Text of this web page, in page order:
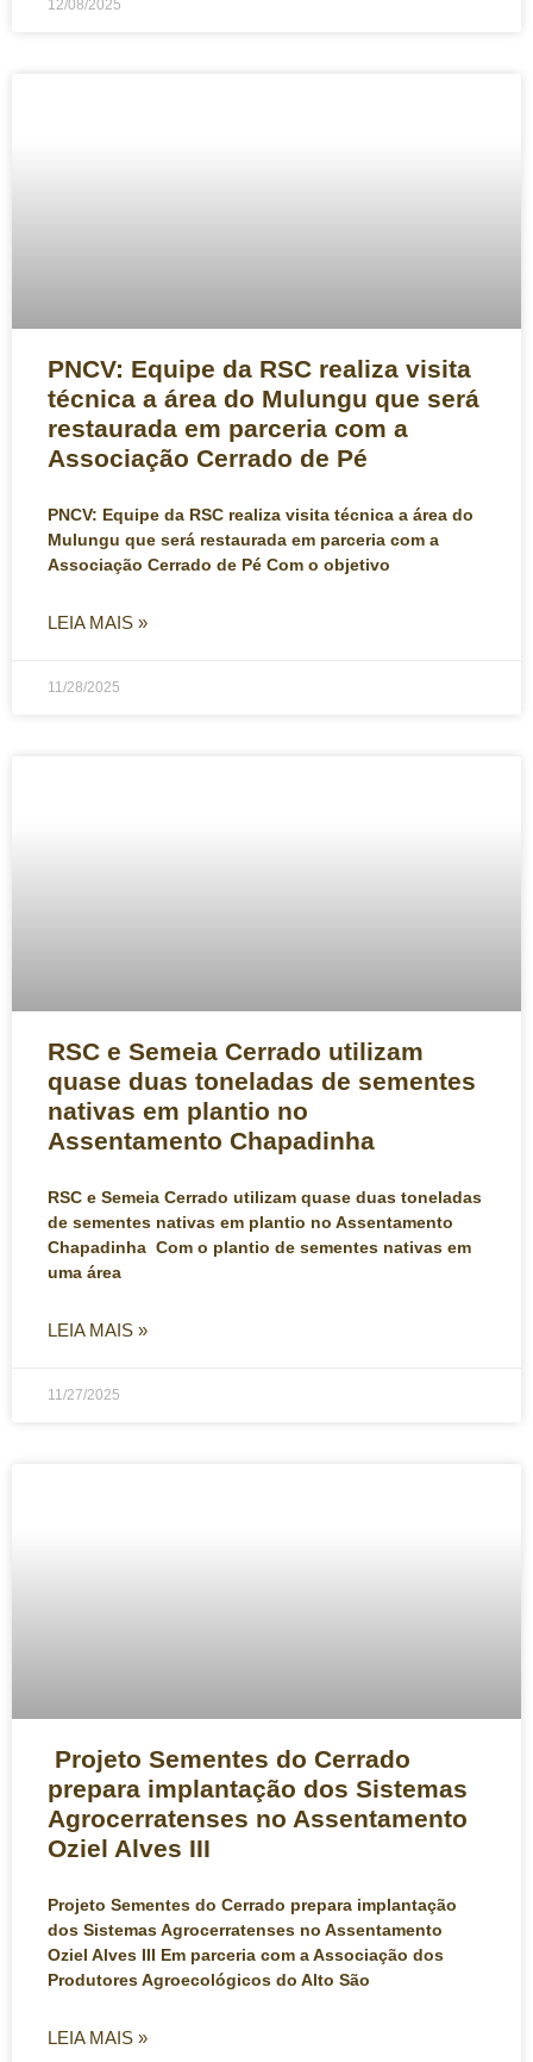
12/08/2025
PNCV: Equipe da RSC realiza visita
técnica a área do Mulungu que será
restaurada em parceria com a
Associação Cerrado de Pé
PNCV: Equipe da RSC realiza visita técnica a área do
Mulungu que será restaurada em parceria com a
Associação Cerrado de Pé Com o objetivo
LEIA MAIS »
11/28/2025
RSC e Semeia Cerrado utilizam
quase duas toneladas de sementes
nativas em plantio no
Assentamento Chapadinha
RSC e Semeia Cerrado utilizam quase duas toneladas
de sementes nativas em plantio no Assentamento
Chapadinha Com o plantio de sementes nativas em
uma área
LEIA MAIS »
11/27/2025
Projeto Sementes do Cerrado
prepara implantação dos Sistemas
Agrocerratenses no Assentamento
Oziel Alves III
Projeto Sementes do Cerrado prepara implantação
dos Sistemas Agrocerratenses no Assentamento
Oziel Alves III Em parceria com a Associação dos
Produtores Agroecológicos do Alto São
LEIA MAIS »